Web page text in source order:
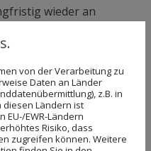
wieder an
fortwährende
Krankengeschichte
logopädischen
zu lassen:
von der Verarbeitung zu
Daten an Länder
z.B. in
diesen Ländern ist
EU-/EWR-Ländern
Risiko, dass
zugreifen können. Weitere